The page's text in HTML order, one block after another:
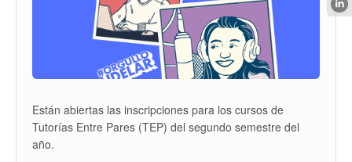
Están abiertas las inscripciones para los cursos de
Tutorías Entre Pares (TEP) del segundo semestre del
año.